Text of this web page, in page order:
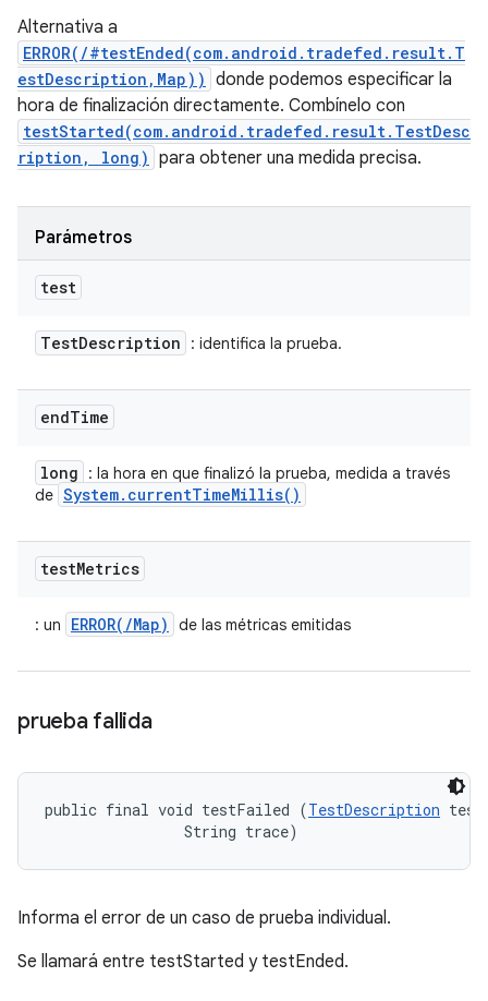
Alternativa a
ERROR(/#testEnded(com.android.tradefed.result.T
estDescription,Map)) donde podemos especificar la
hora de finalización directamente. Combínelo con
testStarted(com.android.tradefed.result.TestDesc
ription, long) para obtener una medida precisa.
Parámetros
test
TestDescription : identifica la prueba.
endTime
long
: la hora en que finalizó la prueba, medida a través
de System. currentTimeMillis( )
testMetrics
: un ERROR(/Map) de las métricas emitidas
prueba fallida
public final void testFailed (TestDescription
                String trace)
Informa el error de un caso de prueba individual.
Se llamará entre testStarted y testEnded.